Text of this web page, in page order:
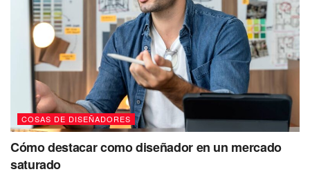
COSAS DE DISEÑADORES
Cómo destacar como diseñador en un mercado
saturado